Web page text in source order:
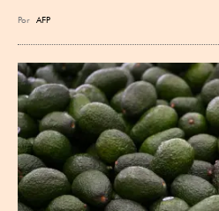
Por AFP